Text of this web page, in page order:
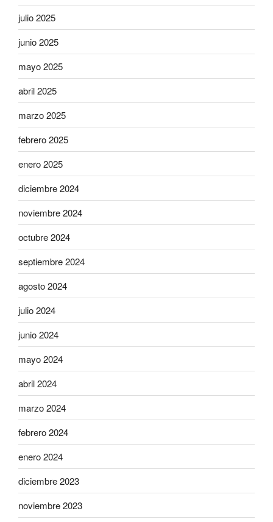
julio 2025
junio 2025
mayo 2025
abril 2025
marzo 2025
febrero 2025
enero 2025
diciembre 2024
noviembre 2024
octubre 2024
septiembre 2024
agosto 2024
julio 2024
junio 2024
mayo 2024
abril 2024
marzo 2024
febrero 2024
enero 2024
diciembre 2023
noviembre 2023